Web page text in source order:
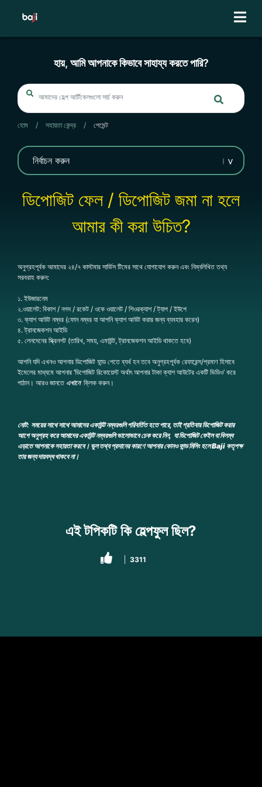
হায়, আমি আপনাকে কিভাবে সাহায্য করতে পারি?
হোম / সহায়তা কেন্দ্র / পেমেন্ট
ডিপোজিট ফেল / ডিপোজিট জমা না হলে
আমার কী করা উচিত?
অনুগ্রহপূর্বক আমাদের ২৪/৭ কাস্টমার সার্ভিস টিমের সাথে যোগাযোগ করুন এবং নিম্নলিখিত তথ্য
সরবরাহ করুন:
১. ইউজারনেম
২.ওয়ালেট: বিকাশ / নগদ / রকেট / ওকে ওয়ালেট / শিওরক্যাশ / ট্যাপ / ইউপে
৩. ক্যাশ আউট নম্বর (ফোন নম্বর যা আপনি ক্যাশ আউট করার জন্য ব্যবহার করেন)
৪. ট্রানজেকশন আইডি
৫. লেনদেনের স্ক্রিনশট (তারিখ, সময়, এমাউন্ট, ট্রানজেকশন আইডি থাকতে হবে)
আপনি যদি এখনও আপনার ডিপোজিট ফান্ড পেতে ব্যর্থ হন তবে অনুগ্রহপূর্বক রেফারেন্স/প্রমাণ হিসাবে
ইমেলের মাধ্যমে আপনার ‘ডিপোজিট রিকোয়েস্ট অর্থাৎ আপনার টাকা ক্যাশ আউটের একটি ভিডিও’ করে
পাঠান। আরও জানতে এখানে ক্লিক করুন।
নোট: সময়ের সাথে সাথে আমাদের একাউন্ট নম্বরগুলি পরিবর্তিত হতে পারে, তাই প্রতিবার ডিপোজিট করার
আগে অনুগ্রহ করে আমাদের একাউন্ট নম্বরগুলি ভালোভাবে চেক করে নিন, যা ডিপোজিট ফেইল বা বিলম্ব
এড়াতে আপনাকে সহায়তা করবে। ভুল তথ্য প্রদানের কারণে আপনার কোনও ফান্ড মিসিং হলেBaji কতৃপক্ষ
তার জন্য দায়বদ্ধ থাকবে না।
এই টপিকটি কি হেল্পফুল ছিল?
3311